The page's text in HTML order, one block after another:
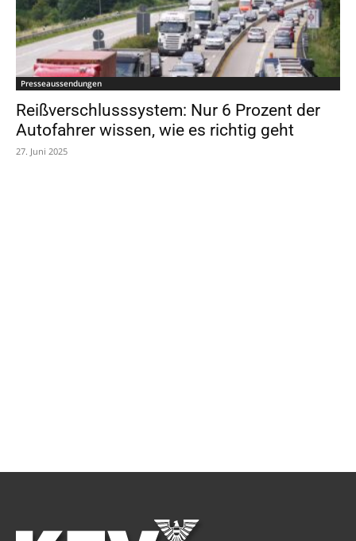
Presseaussendungen
Reißverschlusssystem: Nur 6 Prozent der
Autofahrer wissen, wie es richtig geht
27. Juni 2025